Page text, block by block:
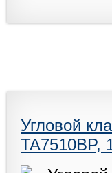
Угловой
TA7510BP,